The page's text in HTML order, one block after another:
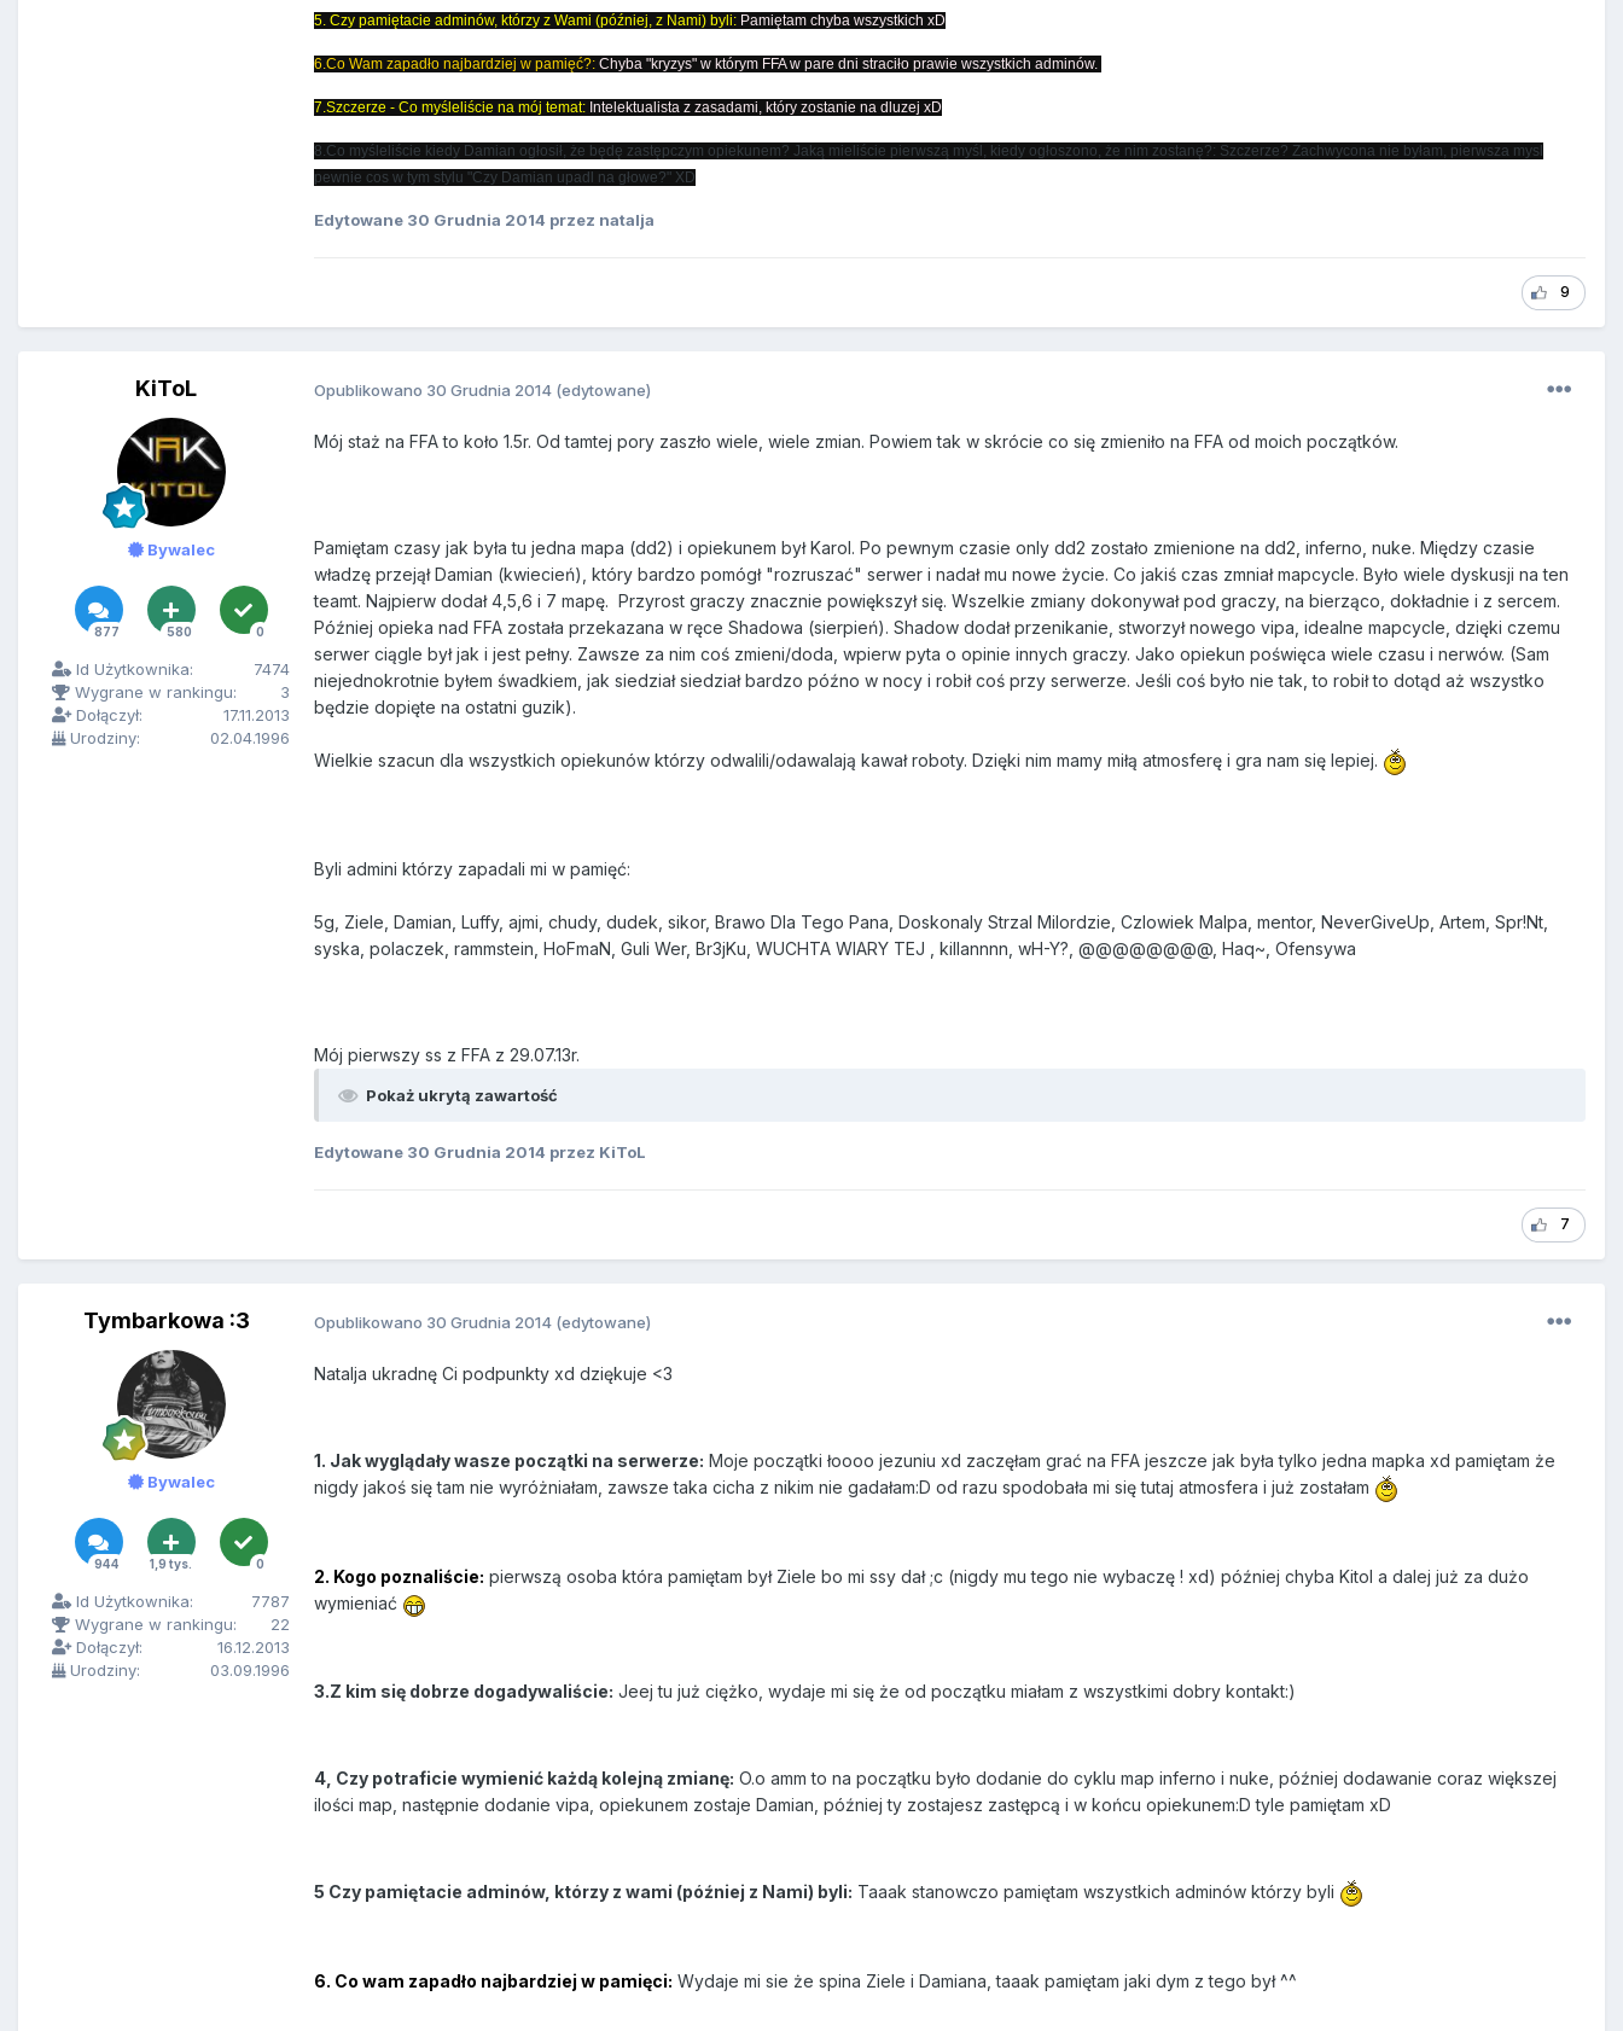
5. Czy pamiętacie adminów, którzy z Wami (później, z Nami) byli: Pamiętam chyba wszystkich xD
6.Co Wam zapadło najbardziej w pamięć?: Chyba "kryzys" w którym FFA w pare dni straciło prawie wszystkich adminów.
7.Szczerze - Co myśleliście na mój temat: Intelektualista z zasadami, który zostanie na dluzej xD
8.Co myśleliście kiedy Damian ogłosił, że będę zastępczym opiekunem? Jaką mieliście pierwszą myśl, kiedy ogłoszono, że nim zostanę?: Szczerze? Zachwycona nie byłam, pierwsza mysl
pewnie cos w tym stylu "Czy Damian upadl na głowe?" XD
Edytowane 30 Grudnia 2014 przez natalja
9
KiToL
Bywalec
877 580 0
Id Użytkownika:
7474
Wygrane w rankingu:
3
Dołączył:
17.11.2013
Urodziny:
02.04.1996
Opublikowano 30 Grudnia 2014 (edytowane)
Mój staż na FFA to koło 1.5r. Od tamtej pory zaszło wiele, wiele zmian. Powiem tak w skrócie co się zmieniło na FFA od moich początków.
Pamiętam czasy jak była tu jedna mapa (dd2) i opiekunem był Karol. Po pewnym czasie only dd2 zostało zmienione na dd2, inferno, nuke. Między czasie
władzę przejął Damian (kwiecień), który bardzo pomógł "rozruszać" serwer i nadał mu nowe życie. Co jakiś czas zmniał mapcycle. Było wiele dyskusji na ten
teamt. Najpierw dodał 4,5,6 i 7 mapę. Przyrost graczy znacznie powiększył się. Wszelkie zmiany dokonywał pod graczy, na bierząco, dokładnie i z sercem.
Później opieka nad FFA została przekazana w ręce Shadowa (sierpień). Shadow dodał przenikanie, stworzył nowego vipa, idealne mapcycle, dzięki czemu
serwer ciągle był jak i jest pełny. Zawsze za nim coś zmieni/doda, wpierw pyta o opinie innych graczy. Jako opiekun poświęca wiele czasu i nerwów. (Sam
niejednokrotnie byłem śwadkiem, jak siedział siedział bardzo późno w nocy i robił coś przy serwerze. Jeśli coś było nie tak, to robił to dotąd aż wszystko
będzie dopięte na ostatni guzik).
Wielkie szacun dla wszystkich opiekunów którzy odwalili/odawalają kawał roboty. Dzięki nim mamy miłą atmosferę i gra nam się lepiej.
Byli admini którzy zapadali mi w pamięć:
5g, Ziele, Damian, Luffy, ajmi, chudy, dudek, sikor, Brawo Dla Tego Pana, Doskonaly Strzal Milordzie, Czlowiek Malpa, mentor, NeverGiveUp, Artem, Spr!Nt,
syska, polaczek, rammstein, HoFmaN, Guli Wer, Br3jKu, WUCHTA WIARY TEJ , killannnn, wH-Y?, @@@@@@@@, Haq~, Ofensywa
Mój pierwszy ss z FFA z 29.07.13r.
Pokaż ukrytą zawartość
Edytowane 30 Grudnia 2014 przez KiToL
7
Tymbarkowa :3
Bywalec
944 1,9 tys. 0
Id Użytkownika:
7787
Wygrane w rankingu:
22
Dołączył:
16.12.2013
Urodziny:
03.09.1996
Opublikowano 30 Grudnia 2014 (edytowane)
Natalja ukradnę Ci podpunkty xd dziękuje <3
1. Jak wyglądały wasze początki na serwerze: Moje początki łoooo jezuniu xd zaczęłam grać na FFA jeszcze jak była tylko jedna mapka xd pamiętam że
nigdy jakoś się tam nie wyróżniałam, zawsze taka cicha z nikim nie gadałam:D od razu spodobała mi się tutaj atmosfera i już zostałam
2. Kogo poznaliście: pierwszą osoba która pamiętam był Ziele bo mi ssy dał ;c (nigdy mu tego nie wybaczę ! xd) później chyba Kitol a dalej już za dużo
wymieniać
3.Z kim się dobrze dogadywaliście: Jeej tu już ciężko, wydaje mi się że od początku miałam z wszystkimi dobry kontakt:)
4, Czy potraficie wymienić każdą kolejną zmianę: O.o amm to na początku było dodanie do cyklu map inferno i nuke, później dodawanie coraz większej
ilości map, następnie dodanie vipa, opiekunem zostaje Damian, później ty zostajesz zastępcą i w końcu opiekunem:D tyle pamiętam xD
5 Czy pamiętacie adminów, którzy z wami (później z Nami) byli: Taaak stanowczo pamiętam wszystkich adminów którzy byli
6. Co wam zapadło najbardziej w pamięci: Wydaje mi sie że spina Ziele i Damiana, taaak pamiętam jaki dym z tego był ^^